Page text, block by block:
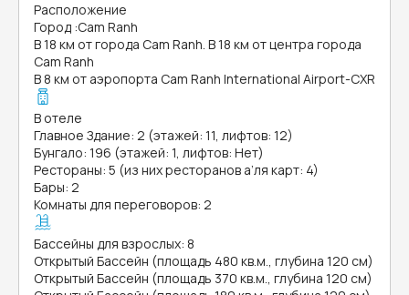
Расположение
Город :Cam Ranh
В 18 км от города Cam Ranh. В 18 км от центра города
Cam Ranh
В 8 км от аэропорта Cam Ranh International Airport-CXR
В отеле
Главное Здание: 2 (этажей: 11, лифтов: 12)
Бунгало: 196 (этажей: 1, лифтов: Нет)
Рестораны: 5 (из них ресторанов а’ля карт: 4)
Бары: 2
Комнаты для переговоров: 2
Бассейны для взрослых: 8
Открытый Бассейн (площадь 480 кв.м., глубина 120 см)
Открытый Бассейн (площадь 370 кв.м., глубина 120 см)